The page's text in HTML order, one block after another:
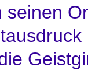
seinen